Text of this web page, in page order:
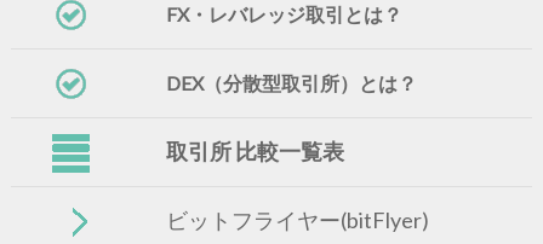
FX・レバレッジ取引とは？
DEX（分散型取引所）とは？
取引所 比較一覧表
ビットフライヤー(bitFlyer)